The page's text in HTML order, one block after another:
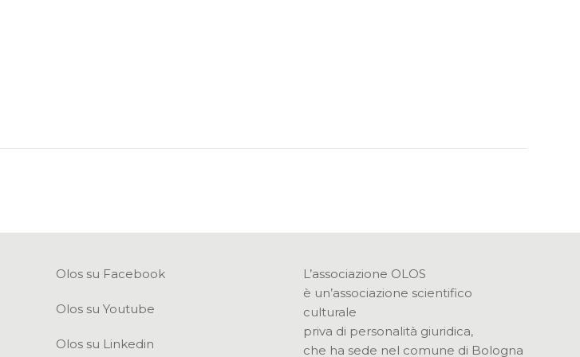
Olos su Facebook
Olos su Youtube
Olos su Linkedin
L’associazione OLOS
è un’associazione scientifico
culturale
priva di personalità giuridica,
che ha sede nel comune di Bologna